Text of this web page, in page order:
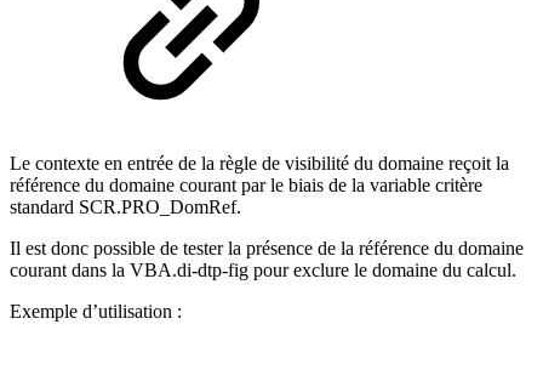
Le contexte en entrée de la règle de visibilité du domaine reçoit la
référence du domaine courant par le biais de la variable critère
standard SCR.PRO_DomRef.
Il est donc possible de tester la présence de la référence du domaine
courant dans la VBA.di-dtp-fig pour exclure le domaine du calcul.
Exemple d’utilisation :